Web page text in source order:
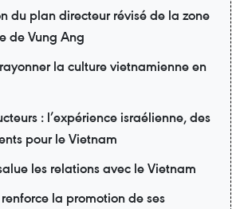
du plan directeur révisé de la zone
de Vung Ang
la culture vietnamienne en
: l’expérience israélienne, des
pour le Vietnam
les relations avec le Vietnam
la promotion de ses